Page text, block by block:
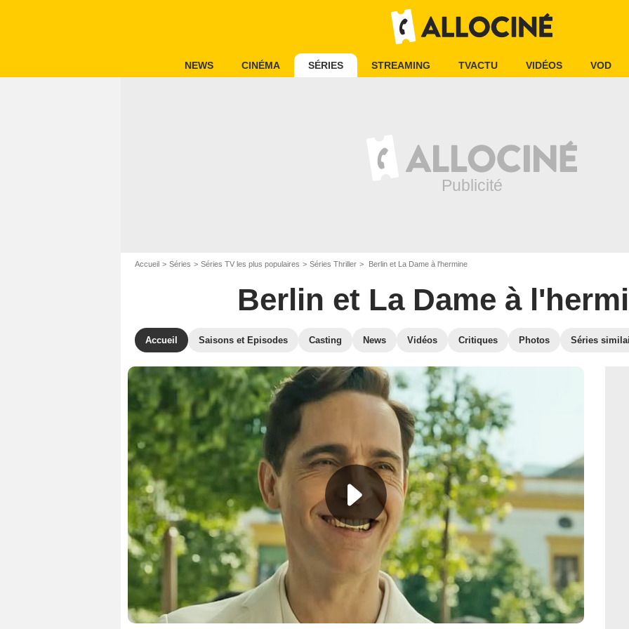
NEWS CINÉMA SÉRIES STREAMING TVACTU VIDÉOS VOD
Accueil Séries Séries TV les plus populaires Séries Thriller Berlin et La Dame à l'hermine
Berlin et La Dame à
Accueil Saisons et Episodes Casting News Vidéos Critiques Photos Séries